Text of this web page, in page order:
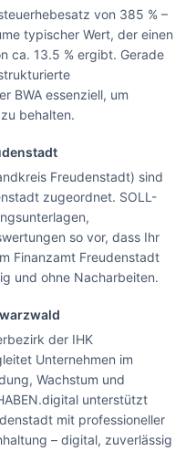
von 385 % –
typischer Wert, der einen
ca. 13.5 % ergibt. Gerade
BWA essenziell, um
behalten.
Freudenstadt) sind
zugeordnet. SOLL-
so vor, dass Ihr
Finanzamt Freudenstadt
und ohne Nacharbeiten.
der IHK
Unternehmen im
Wachstum und
unterstützt
mit professioneller
– digital, zuverlässig